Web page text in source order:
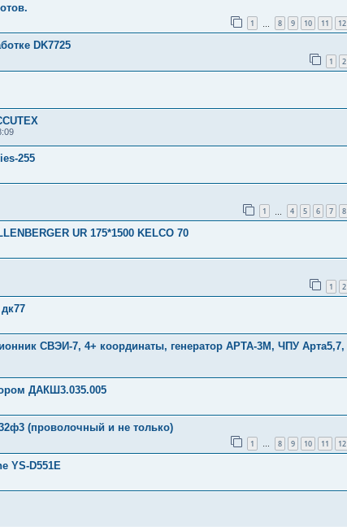
1 8 9 10 11 12
DK7725
1 2
255
1 4 5 6 7 8
UR 175*1500 KELCO 70
1 2
СВЭИ-7, 4+ координаты, генератор АРТА-3М, ЧПУ Арта5,7,
ДАКШ3.035.005
(проволочный и не только)
1 … 8 9 10 11 12
YS-D551E